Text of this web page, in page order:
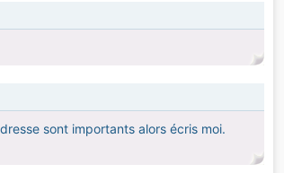
sont importants alors écris moi.